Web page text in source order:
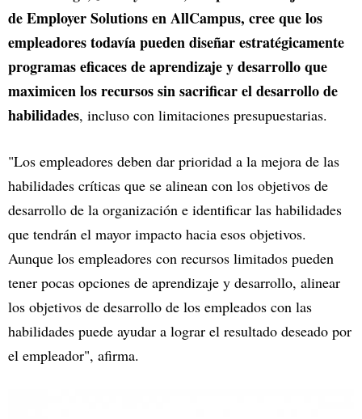
de Employer Solutions en AllCampus, cree que los
empleadores todavía pueden diseñar estratégicamente
programas eficaces de aprendizaje y desarrollo que
maximicen los recursos sin sacrificar el desarrollo de
habilidades, incluso con limitaciones presupuestarias.
"Los empleadores deben dar prioridad a la mejora de las
habilidades críticas que se alinean con los objetivos de
desarrollo de la organización e identificar las habilidades
que tendrán el mayor impacto hacia esos objetivos.
Aunque los empleadores con recursos limitados pueden
tener pocas opciones de aprendizaje y desarrollo, alinear
los objetivos de desarrollo de los empleados con las
habilidades puede ayudar a lograr el resultado deseado por
el empleador", afirma.